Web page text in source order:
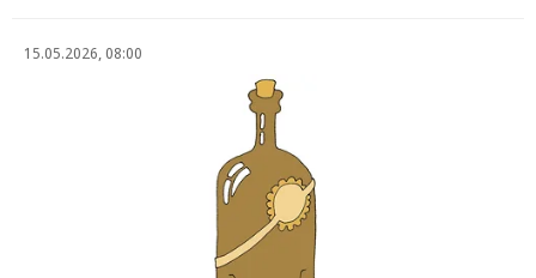
15.05.2026, 08:00